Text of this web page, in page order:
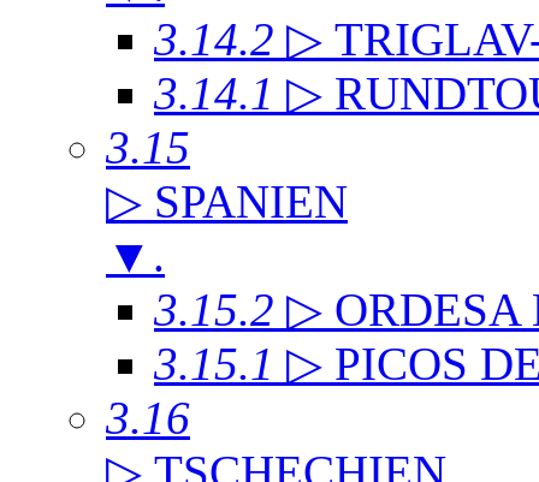
3.14.2 ▷
3.14.1 ▷
3.15
▷ SPANIEN
▼ .
3.15.2 ▷ ORDESA
3.15.1 ▷ PICOS
3.16
▷ TSCHECHIEN